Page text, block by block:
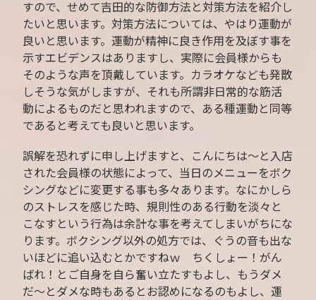
すので、せめて吉田的な防御方法と対策方法を紹介し
たいと思います。対策方法については、やはり運動が
良いと思います。運動が精神に良き作用を及ぼす事を
示すエビデンスはありますし、実際に会員様からも
そのような声を頂戴しています。カラオケなども発散
しそうな気がしますが、それも所謂非日常的な筋活
動によるものだと思われますので、ある種運動と同等
であると考えても良いと思います。
誤解を恐れずに申し上げますと、こんにちは〜と入店
された会員様の状態によって、当日のメニューをボク
シングなどに変更する事も多々あります。なにかしら
のストレスを感じた時、規則性のある行動を淡々と
こなすという行為は余計な事を考えてしまいがちにな
ります。ボクシング以外の処方では、ぐうの音も出な
いほどに追い込むとかですねｗ ちくしょー！がん
ばれ！とご自身を自ら奮い立たすもよし、もうダメ
だ〜とダメな時もあるとお認めになるのもよし、運